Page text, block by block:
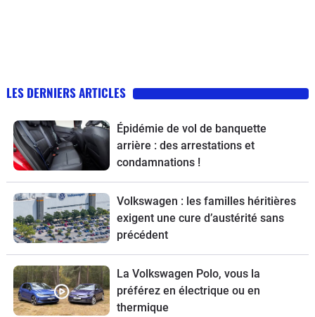
LES DERNIERS ARTICLES
Épidémie de vol de banquette
arrière : des arrestations et
condamnations !
Volkswagen : les familles héritières
exigent une cure d’austérité sans
précédent
La Volkswagen Polo, vous la
préférez en électrique ou en
thermique